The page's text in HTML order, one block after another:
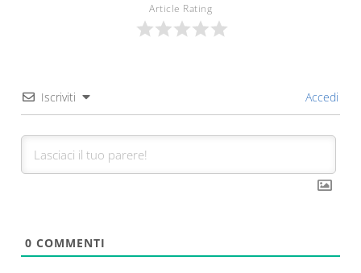
Article Rating
Iscriviti Accedi
0 COMMENTI